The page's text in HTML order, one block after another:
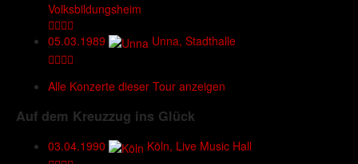
Volksbildungsheim
05.03.1989
Unna, Stadthalle
Alle Konzerte dieser Tour anzeigen
Auf dem Kreuzzug ins Glück
03.04.1990 Köln, Live Music Hall